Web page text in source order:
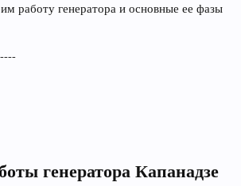
работу генератора и основные ее фазы
генератора Капанадзе